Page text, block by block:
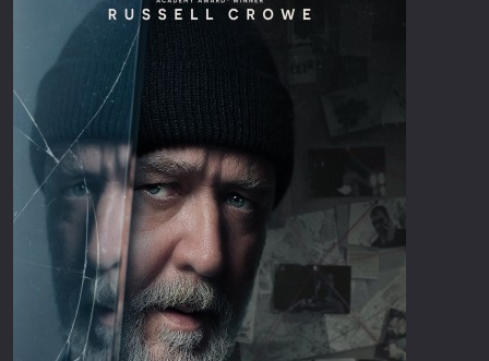
Επιστημονικής Φαντασίας
Ευρωπαικός Κινηματογράφος
Θρησκευτικές
Θρίλερ
Ιστορικές
Καταστροφής
Κλασσικές